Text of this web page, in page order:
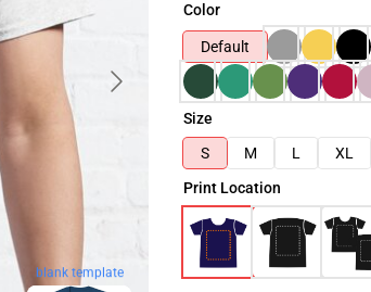
blank template
Color
Default
Size
S
M L XL
Print Location